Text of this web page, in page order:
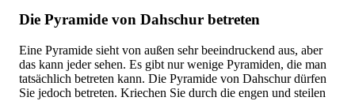
Die Pyramide von Dahschur betreten
Eine Pyramide sieht von außen sehr beeindruckend aus, aber
das kann jeder sehen. Es gibt nur wenige Pyramiden, die man
tatsächlich betreten kann. Die Pyramide von Dahschur dürfen
Sie jedoch betreten. Kriechen Sie durch die engen und steilen